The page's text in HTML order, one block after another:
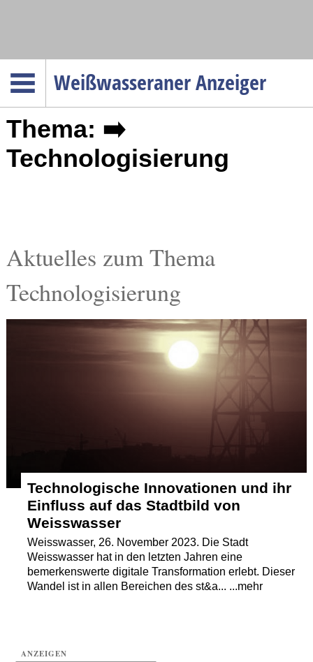
Weißwasseraner Anzeiger
Menüpunkte
Startseite
Gesellschaft
Gesundheit
Kultur
Thema: ➡️
Technologisierung
Aktuelles zum Thema
Technologisierung
Technologische Innovationen und ihr
Einfluss auf das Stadtbild von
Weisswasser
Weisswasser, 26. November 2023. Die Stadt
Weisswasser hat in den letzten Jahren eine
bemerkenswerte digitale Transformation erlebt. Dieser
Wandel ist in allen Bereichen des st&a... ...mehr
ANZEIGEN